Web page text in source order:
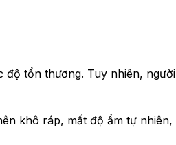
độ tổn thương. Tuy nhiên, người
khô ráp, mất độ ẩm tự nhiên,